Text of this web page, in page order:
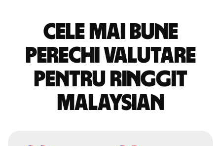
Cele mai bune
perechi valutare
pentru ringgit
malaysian